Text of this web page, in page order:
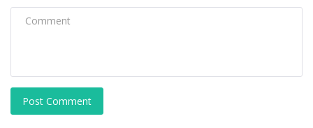
Post Comment